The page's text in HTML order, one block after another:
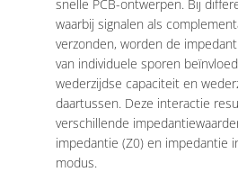
snelle PCB-ontwerpen. Bij
waarbij signalen als
verzonden, worden de
van individuele sporen
wederzijdse capaciteit en
daartussen. Deze interactie
verschillende
impedantie (Z0) en impedantie
modus.